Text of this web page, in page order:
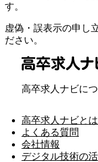
す。
虚偽・誤表示の申し
ださい。
高卒求人ナビに
高卒求人ナビとは
よくある質問
会社情報
デジタル技術の